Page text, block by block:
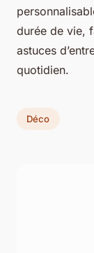
durée de vie,
astuces
quotidien.
Déco